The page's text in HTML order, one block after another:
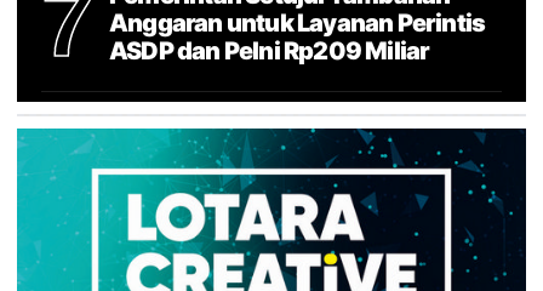
7
Anggaran untuk Layanan Perintis
ASDP dan Pelni Rp209 Miliar